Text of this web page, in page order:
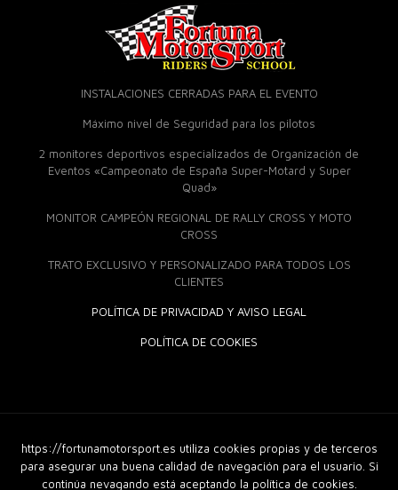
INSTALACIONES CERRADAS PARA EL EVENTO
Máximo nivel de Seguridad para los pilotos
2 monitores deportivos especializados de Organización de
Eventos «Campeonato de España Super-Motard y Super
Quad»
MONITOR CAMPEÓN REGIONAL DE RALLY CROSS Y MOTO
CROSS
TRATO EXCLUSIVO Y PERSONALIZADO PARA TODOS LOS
CLIENTES
POLÍTICA DE PRIVACIDAD Y AVISO LEGAL
POLÍTICA DE COOKIES
© 2018 Fortuna Moto Sport. Derechos Reservados |Diseño
Web|GuellCom_
https://fortunamotorsport.es utiliza cookies propias y de terceros
para asegurar una buena calidad de navegación para el usuario. Si
continúa nevagando está aceptando la política de cookies.